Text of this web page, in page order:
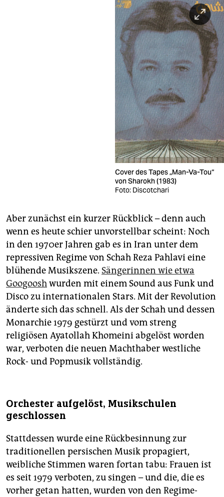
Cover des Tapes „Man-Va-Tou“
von Sharokh (1983)
Foto: Discotchari
Aber zunächst ein kurzer Rückblick – denn auch
wenn es heute schier unvorstellbar scheint: Noch
in den 1970er Jahren gab es in Iran unter dem
repressiven Regime von Schah Reza Pahlavi eine
blühende Musikszene. Sängerinnen wie etwa
Googooshwurden mit einem Sound aus Funk und
Disco zu internationalen Stars. Mit der Revolution
änderte sich das schnell. Als der Schah und dessen
Monarchie 1979 gestürzt und vom streng
religiösen Ayatollah Khomeini abgelöst worden
war, verboten die neuen Machthaber westliche
Rock- und Popmusik vollständig.
Orchester aufgelöst, Musikschulen
geschlossen
Stattdessen wurde eine Rückbesinnung zur
traditionellen persischen Musik propagiert,
weibliche Stimmen waren fortan tabu: Frauen ist
es seit 1979 verboten, zu singen – und die, die es
vorher getan hatten, wurden von den Regime-